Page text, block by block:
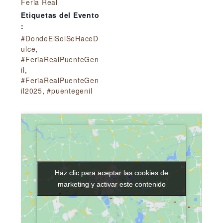
Etiquetas del Evento
:
#DondeElSolSeHaceD
ulce,
#FeriaRealPuenteGen
il,
#FeriaRealPuenteGen
il2025,#puentegenil
Haz clic para aceptar las cookies de
marketing y activar este contenido
Haz clic para aceptar las cookies de
marketing y activar este contenido